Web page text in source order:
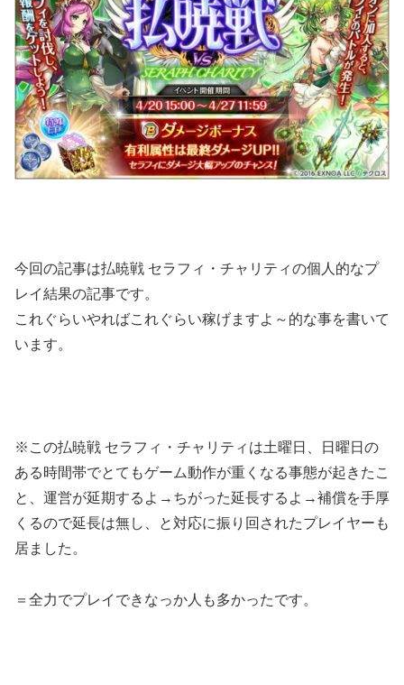
今回の記事は払暁戦 セラフィ・チャリティの個人的なプ
レイ結果の記事です。
これぐらいやればこれぐらい稼げますよ～的な事を書いて
います。
※この払暁戦 セラフィ・チャリティは土曜日、日曜日の
ある時間帯でとてもゲーム動作が重くなる事態が起きたこ
と、運営が延期するよ→ちがった延長するよ→補償を手厚
くるので延長は無し、と対応に振り回されたプレイヤーも
居ました。
＝全力でプレイできなっか人も多かったです。